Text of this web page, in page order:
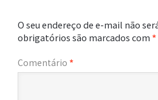
O seu endereço de e-mail não
obrigatórios são marcados com*
Comentário *